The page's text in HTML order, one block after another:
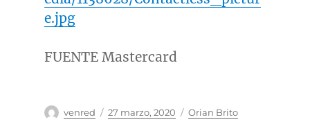
e.jpg
FUENTE Mastercard
Autor
venred
Publicado
27 marzo, 2020 Categorías
Orian Brito